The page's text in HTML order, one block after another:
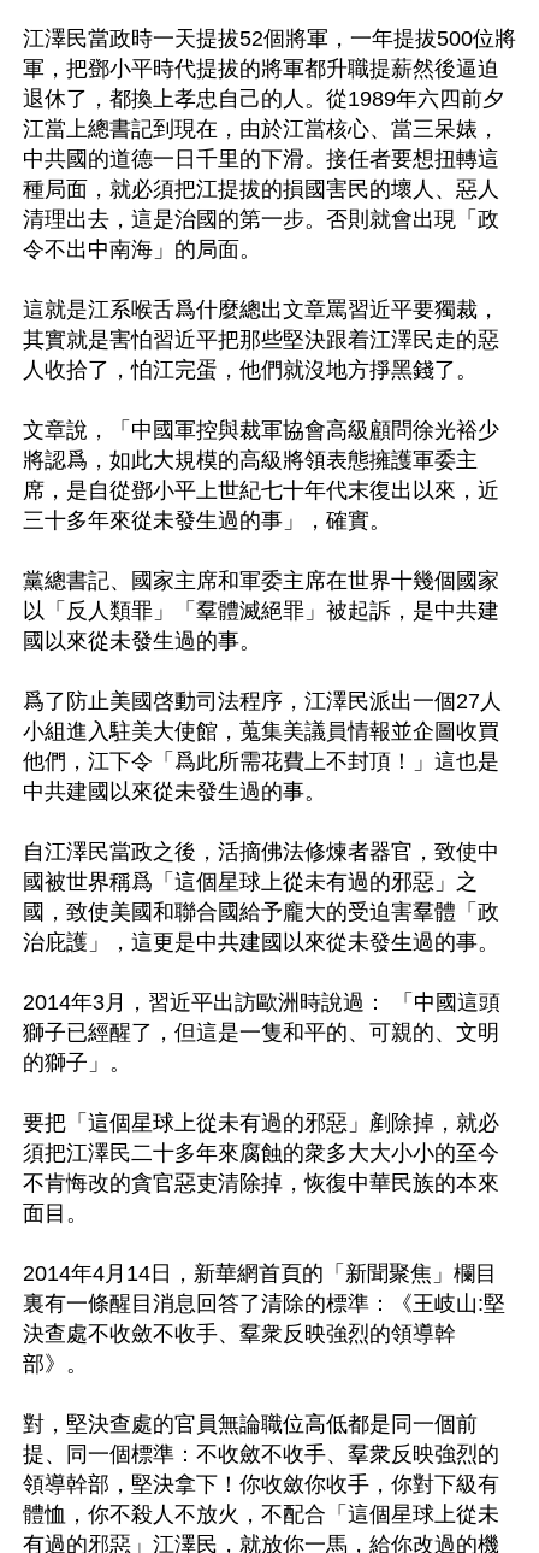
江澤民當政時一天提拔52個將軍，一年提拔500位將
軍，把鄧小平時代提拔的將軍都升職提薪然後逼迫
退休了，都換上孝忠自己的人。從1989年六四前夕
江當上總書記到現在，由於江當核心、當三呆婊，
中共國的道德一日千里的下滑。接任者要想扭轉這
種局面，就必須把江提拔的損國害民的壞人、惡人
清理出去，這是治國的第一步。否則就會出現「政
令不出中南海」的局面。
這就是江系喉舌爲什麼總出文章罵習近平要獨裁，
其實就是害怕習近平把那些堅決跟着江澤民走的惡
人收拾了，怕江完蛋，他們就沒地方掙黑錢了。
文章說，「中國軍控與裁軍協會高級顧問徐光裕少
將認爲，如此大規模的高級將領表態擁護軍委主
席，是自從鄧小平上世紀七十年代末復出以來，近
三十多年來從未發生過的事」，確實。
黨總書記、國家主席和軍委主席在世界十幾個國家
以「反人類罪」「羣體滅絕罪」被起訴，是中共建
國以來從未發生過的事。
爲了防止美國啓動司法程序，江澤民派出一個27人
小組進入駐美大使館，蒐集美議員情報並企圖收買
他們，江下令「爲此所需花費上不封頂！」這也是
中共建國以來從未發生過的事。
自江澤民當政之後，活摘佛法修煉者器官，致使中
國被世界稱爲「這個星球上從未有過的邪惡」之
國，致使美國和聯合國給予龐大的受迫害羣體「政
治庇護」，這更是中共建國以來從未發生過的事。
2014年3月，習近平出訪歐洲時說過： 「中國這頭
獅子已經醒了，但這是一隻和平的、可親的、文明
的獅子」。
要把「這個星球上從未有過的邪惡」剷除掉，就必
須把江澤民二十多年來腐蝕的衆多大大小小的至今
不肯悔改的貪官惡吏清除掉，恢復中華民族的本來
面目。
2014年4月14日，新華網首頁的「新聞聚焦」欄目
裏有一條醒目消息回答了清除的標準：《王岐山:堅
決查處不收斂不收手、羣衆反映強烈的領導幹
部》。
對，堅決查處的官員無論職位高低都是同一個前
提、同一個標準：不收斂不收手、羣衆反映強烈的
領導幹部，堅決拿下！你收斂你收手，你對下級有
體恤，你不殺人不放火，不配合「這個星球上從未
有過的邪惡」江澤民，就放你一馬，給你改過的機